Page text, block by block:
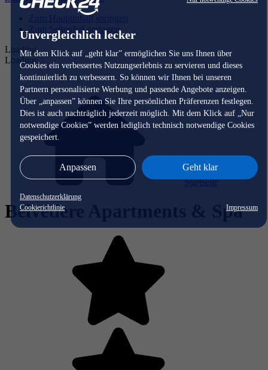
Unvergleichlich lecker
Mit dem Klick auf „geht klar” ermöglichen Sie uns Ihnen über
Cookies ein verbessertes Nutzungserlebnis zu servieren und dieses
kontinuierlich zu verbessern. So können wir Ihnen bei unseren
Partnern personalisierte Werbung und passende Angebote anzeigen.
Über „anpassen” können Sie Ihre persönlichen Präferenzen festlegen.
Dies ist auch nachträglich jederzeit möglich. Mit dem Klick auf „Nur
notwendige Cookies” werden lediglich technisch notwendige Cookies
gespeichert.
Anpassen Geht klar
Datenschutzerklärung
Cookierichtlinie
Impressum
Zum Hauptinhalt springen
Zum Seitenfuß springen
Loading...
Loading...
Startseite
Belvedere Apartments & Spa